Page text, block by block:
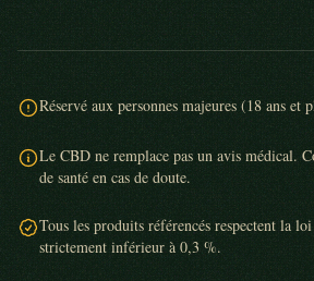
Réservé aux personnes majeures (18 ans et
Le CBD ne remplace pas un avis médical.
de santé en cas de doute.
Tous les produits référencés respectent la
strictement inférieur à 0,3 %.